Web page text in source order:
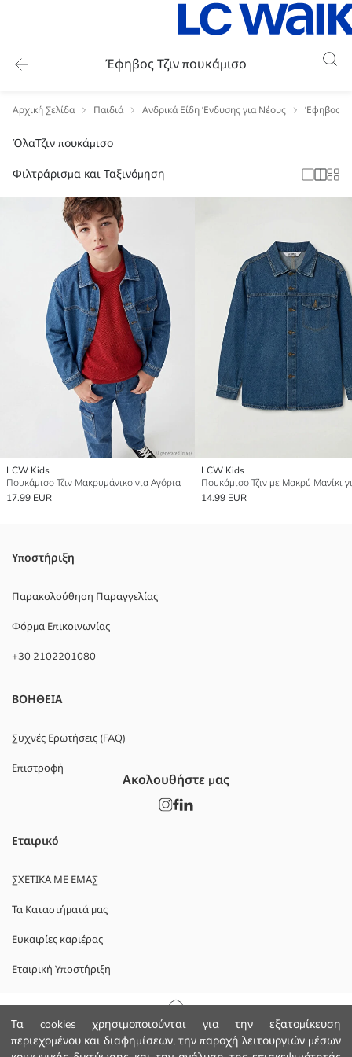
Τα cookies χρησιμοποιούνται για την εξατομίκευση
περιεχομένου και διαφημίσεων, την παροχή λειτουργιών μέσων
Έφηβος Τζιν πουκάμισο
Αρχική Σελίδα
Αρχική Σελίδα Παιδιά Ανδρικά Είδη Ένδυσης για Νέους Έφηβος
ΌλαΤζιν πουκάμισο
Φιλτράρισμα και Ταξινόμηση
LCW Kids
Πουκάμισο Τζιν Μακρυμάνικο για Αγόρια
17.99 EUR
LCW Kids
14.99 EUR
Υποστήριξη
Παρακολούθηση Παραγγελίας
Φόρμα Επικοινωνίας
+30 2102201080
ΒΟΗΘΕΙΑ
Συχνές Ερωτήσεις (FAQ)
Επιστροφή
Εταιρικό
ΣΧΕΤΙΚΑ ΜΕ ΕΜΑΣ
Τα Καταστήματά μας
Ευκαιρίες καριέρας
Εταιρική Υποστήριξη
Πολιτική Απορρήτου και Ασφάλειας Δεδομένων
Ακολουθήστε μας